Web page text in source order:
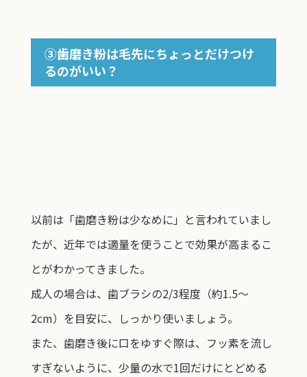
③歯磨き粉は毛先にちょっとだけつけ
るのがいい？
以前は「歯磨き粉は少なめに」と言われていまし
たが、近年では適量を使うことで効果が高まるこ
とがわかってきました。
成人の場合は、歯ブラシの2/3程度（約1.5〜
2cm）を目安に、しっかり使いましょう。
また、歯磨き後に口をゆすぐ際は、フッ素を流し
すぎないように、少量の水で1回だけにとどめる